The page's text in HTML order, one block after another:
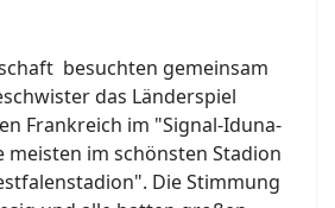
besuchten gemeinsam
das Länderspiel
Frankreich im "Signal-Iduna-
meisten im schönsten Stadion
Die Stimmung